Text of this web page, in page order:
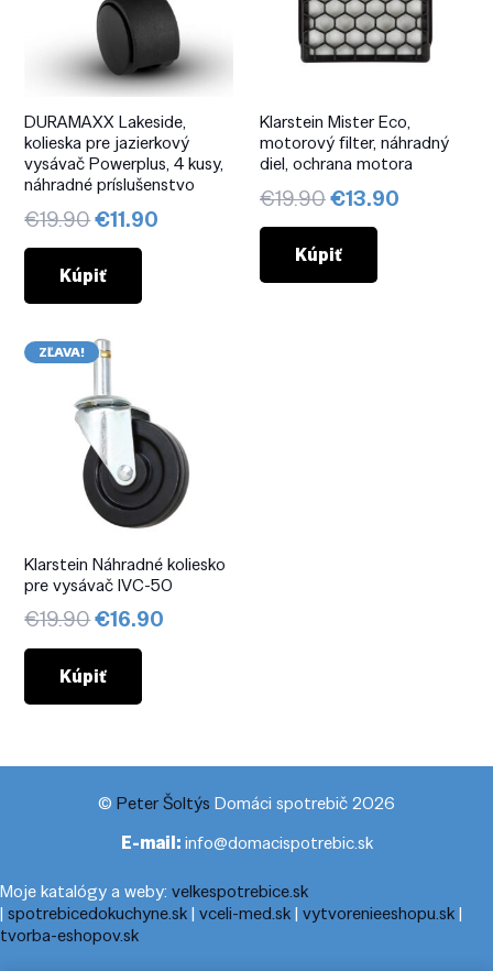
DURAMAXX Lakeside,
kolieska pre jazierkový
vysávač Powerplus, 4 kusy,
náhradné príslušenstvo
€19.90Pôvodná
cena
bola:
€19.90.
€11.90
Kúpiť
Klarstein Mister Eco,
motorový filter, náhradný
diel, ochrana motora
€19.90Pôvodná
cena
bola:
€19.90.
€13.90
Kúpiť
ZĽAVA!
Klarstein Náhradné koliesko
pre vysávač IVC-50
€19.90Pôvodná
cena
bola:
€19.90.
€16.90
Kúpiť
© Peter Šoltýs Domáci spotrebič 2026
E-mail:info@domacispotrebic.sk
Moje katalógy a weby: velkespotrebice.sk
| spotrebicedokuchyne.sk| vceli-med.sk| vytvorenieeshopu.sk|
tvorba-eshopov.sk